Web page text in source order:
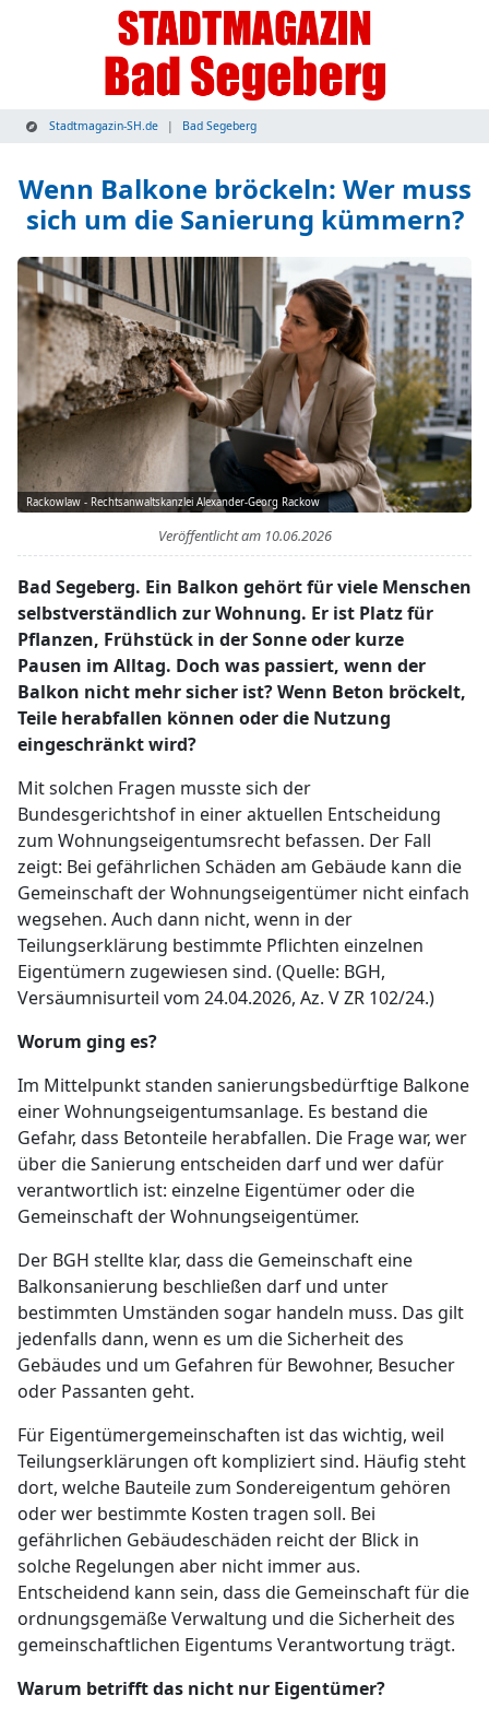
Stadtmagazin-SH.de Bad Segeberg
Wenn Balkone bröckeln: Wer muss
sich um die Sanierung kümmern?
Rackowlaw - Rechtsanwaltskanzlei Alexander-Georg Rackow
Veröffentlicht am 10.06.2026
Bad Segeberg. Ein Balkon gehört für viele Menschen
selbstverständlich zur Wohnung. Er ist Platz für
Pflanzen, Frühstück in der Sonne oder kurze
Pausen im Alltag. Doch was passiert, wenn der
Balkon nicht mehr sicher ist? Wenn Beton bröckelt,
Teile herabfallen können oder die Nutzung
eingeschränkt wird?
Mit solchen Fragen musste sich der
Bundesgerichtshof in einer aktuellen Entscheidung
zum Wohnungseigentumsrecht befassen. Der Fall
zeigt: Bei gefährlichen Schäden am Gebäude kann die
Gemeinschaft der Wohnungseigentümer nicht einfach
wegsehen. Auch dann nicht, wenn in der
Teilungserklärung bestimmte Pflichten einzelnen
Eigentümern zugewiesen sind. (Quelle: BGH,
Versäumnisurteil vom 24.04.2026, Az. V ZR 102/24.)
Worum ging es?
Im Mittelpunkt standen sanierungsbedürftige Balkone
einer Wohnungseigentumsanlage. Es bestand die
Gefahr, dass Betonteile herabfallen. Die Frage war, wer
über die Sanierung entscheiden darf und wer dafür
verantwortlich ist: einzelne Eigentümer oder die
Gemeinschaft der Wohnungseigentümer.
Der BGH stellte klar, dass die Gemeinschaft eine
Balkonsanierung beschließen darf und unter
bestimmten Umständen sogar handeln muss. Das gilt
jedenfalls dann, wenn es um die Sicherheit des
Gebäudes und um Gefahren für Bewohner, Besucher
oder Passanten geht.
Für Eigentümergemeinschaften ist das wichtig, weil
Teilungserklärungen oft kompliziert sind. Häufig steht
dort, welche Bauteile zum Sondereigentum gehören
oder wer bestimmte Kosten tragen soll. Bei
gefährlichen Gebäudeschäden reicht der Blick in
solche Regelungen aber nicht immer aus.
Entscheidend kann sein, dass die Gemeinschaft für die
ordnungsgemäße Verwaltung und die Sicherheit des
gemeinschaftlichen Eigentums Verantwortung trägt.
Warum betrifft das nicht nur Eigentümer?